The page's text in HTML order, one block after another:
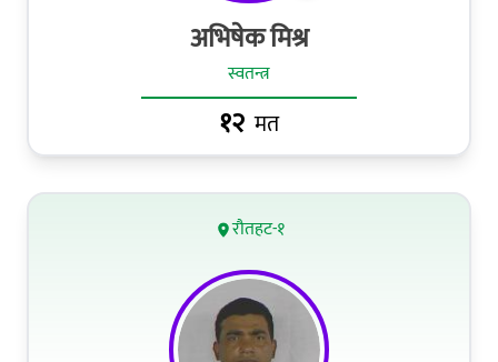
अभिषेक मिश्र
स्वतन्त्र
१२ मत
रौतहट-१